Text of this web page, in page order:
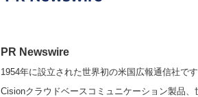
PR Newswire
1954年に設立された世界初の米国広報通信社で
Cisionクラウドベースコミュニケーション製品